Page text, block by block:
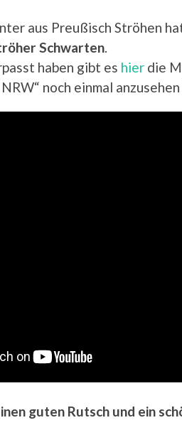
aus Preußisch Ströhen
Schwarten.
haben gibt es hier die
noch einmal
guten Rutsch und ein